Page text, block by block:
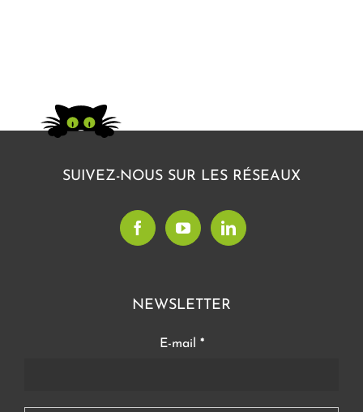
SUIVEZ-NOUS SUR LES RÉSEAUX
NEWSLETTER
E-mail *